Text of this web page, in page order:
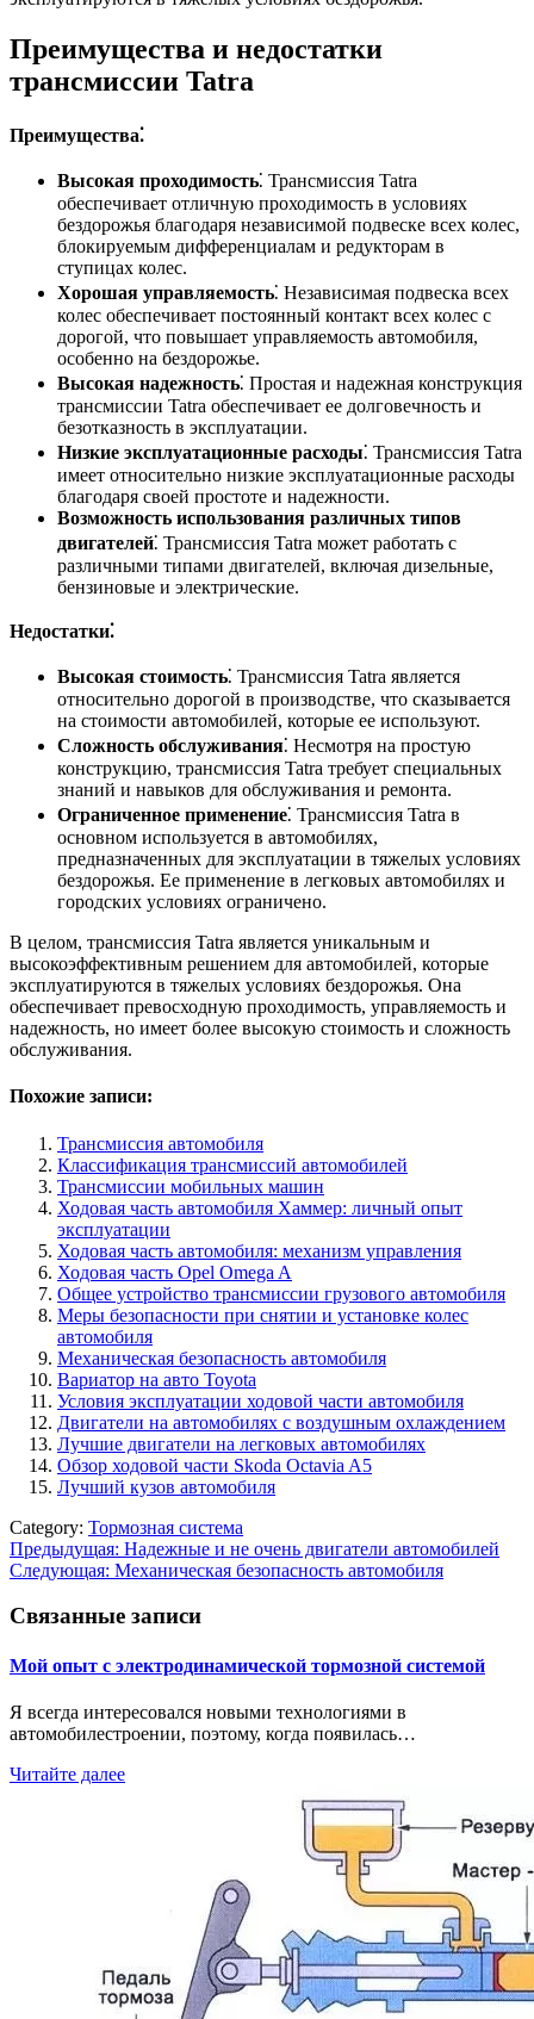
Преимущества и недостатки
трансмиссии Tatra
Преимущества⁚
Высокая проходимость⁚ Трансмиссия Tatra
обеспечивает отличную проходимость в условиях
бездорожья благодаря независимой подвеске всех колес,
блокируемым дифференциалам и редукторам в
ступицах колес.
Хорошая управляемость⁚ Независимая подвеска всех
колес обеспечивает постоянный контакт всех колес с
дорогой, что повышает управляемость автомобиля,
особенно на бездорожье.
Высокая надежность⁚ Простая и надежная конструкция
трансмиссии Tatra обеспечивает ее долговечность и
безотказность в эксплуатации.
Низкие эксплуатационные расходы⁚ Трансмиссия Tatra
имеет относительно низкие эксплуатационные расходы
благодаря своей простоте и надежности.
Возможность использования различных типов
двигателей⁚ Трансмиссия Tatra может работать с
различными типами двигателей, включая дизельные,
бензиновые и электрические.
Недостатки⁚
Высокая стоимость⁚ Трансмиссия Tatra является
относительно дорогой в производстве, что сказывается
на стоимости автомобилей, которые ее используют.
Сложность обслуживания⁚ Несмотря на простую
конструкцию, трансмиссия Tatra требует специальных
знаний и навыков для обслуживания и ремонта.
Ограниченное применение⁚ Трансмиссия Tatra в
основном используется в автомобилях,
предназначенных для эксплуатации в тяжелых условиях
бездорожья. Ее применение в легковых автомобилях и
городских условиях ограничено.
В целом, трансмиссия Tatra является уникальным и
высокоэффективным решением для автомобилей, которые
эксплуатируются в тяжелых условиях бездорожья. Она
обеспечивает превосходную проходимость, управляемость и
надежность, но имеет более высокую стоимость и сложность
обслуживания.
Похожие записи:
Трансмиссия автомобиля
Классификация трансмиссий автомобилей
Трансмиссии мобильных машин
Ходовая часть автомобиля Хаммер: личный опыт
эксплуатации
Ходовая часть автомобиля: механизм управления
Ходовая часть Opel Omega A
Общее устройство трансмиссии грузового автомобиля
Меры безопасности при снятии и установке колес
автомобиля
Механическая безопасность автомобиля
Вариатор на авто Toyota
Условия эксплуатации ходовой части автомобиля
Двигатели на автомобилях с воздушным охлаждением
Лучшие двигатели на легковых автомобилях
Обзор ходовой части Skoda Octavia A5
Лучший кузов автомобиля
Category: Тормозная система
Навигация
по
записям
Предыдущая: Надежные и не очень двигатели автомобилей
Следующая: Механическая безопасность автомобиля
Связанные записи
Мой опыт с электродинамической тормозной системой
Я всегда интересовался новыми технологиями в
автомобилестроении, поэтому, когда появилась…
Читайте далее